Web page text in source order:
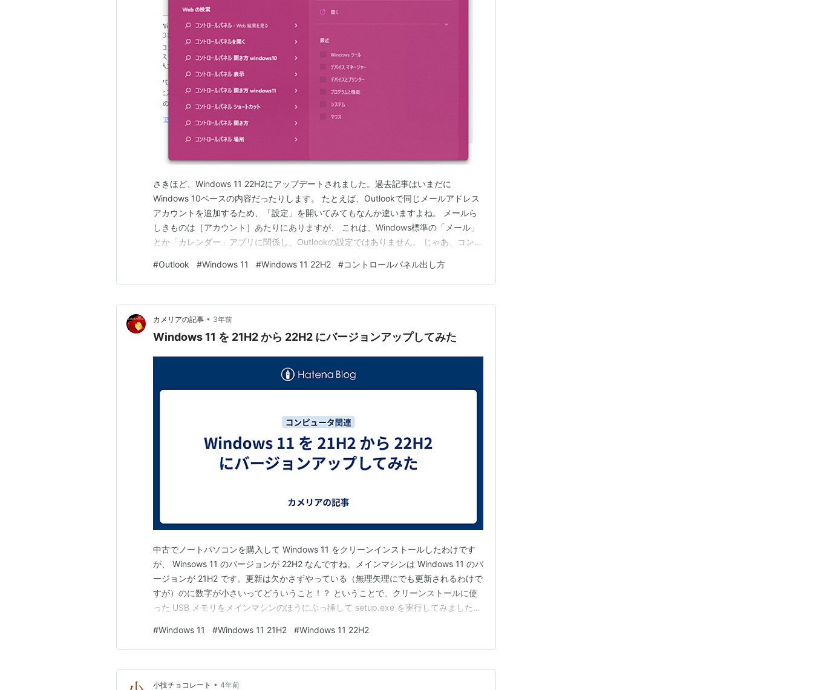
さきほど、Windows 11 22H2にアップデートされました。過去記事はいまだに
Windows 10ベースの内容だったりします。 たとえば、Outlookで同じメールアドレス
アカウントを追加するため、「設定」を開いてみてもなんか違いますよね。 メールら
しきものは［アカウント］あたりにありますが、 これは、Windows標準の「メール」
とか「カレンダー」アプリに関係し、Outlookの設定ではありません。 じゃあ、コント
れていないという始末。マイクロソフトのサイトでは「コントロールパネル」と入力し
てね♡ って感じで…
#Outlook #Windows 11 #Windows 11 22H2 #コントロールパネル出し方
カメリアの記事 • 3年前
Windows 11 を 21H2 から 22H2 にバージョンアップしてみた
中古でノートパソコンを購入して Windows 11 をクリーンインストールしたわけです
が、 Winsows 11 のバージョンが 22H2 なんですね。メインマシンは Windows 11 のバ
ージョンが 21H2 です。更新は欠かさずやっている（無理矢理にでも更新されるわけで
すが）のに数字が小さいってどういうこと！？ ということで、クリーンストールに使
った USB メモリをメインマシンのほうにぶっ挿して setup.exe を実行してみました。
適用される様子です。これが 22H2 なんでしょうか。 22H2 で…
#Windows 11 #Windows 11 21H2 #Windows 11 22H2
小技チョコレート • 4年前